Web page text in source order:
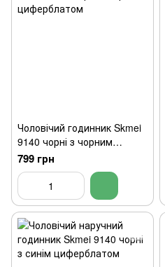
Чоловічий годинник Skmei
9140 чорні з чорним
циферблатом
799 грн